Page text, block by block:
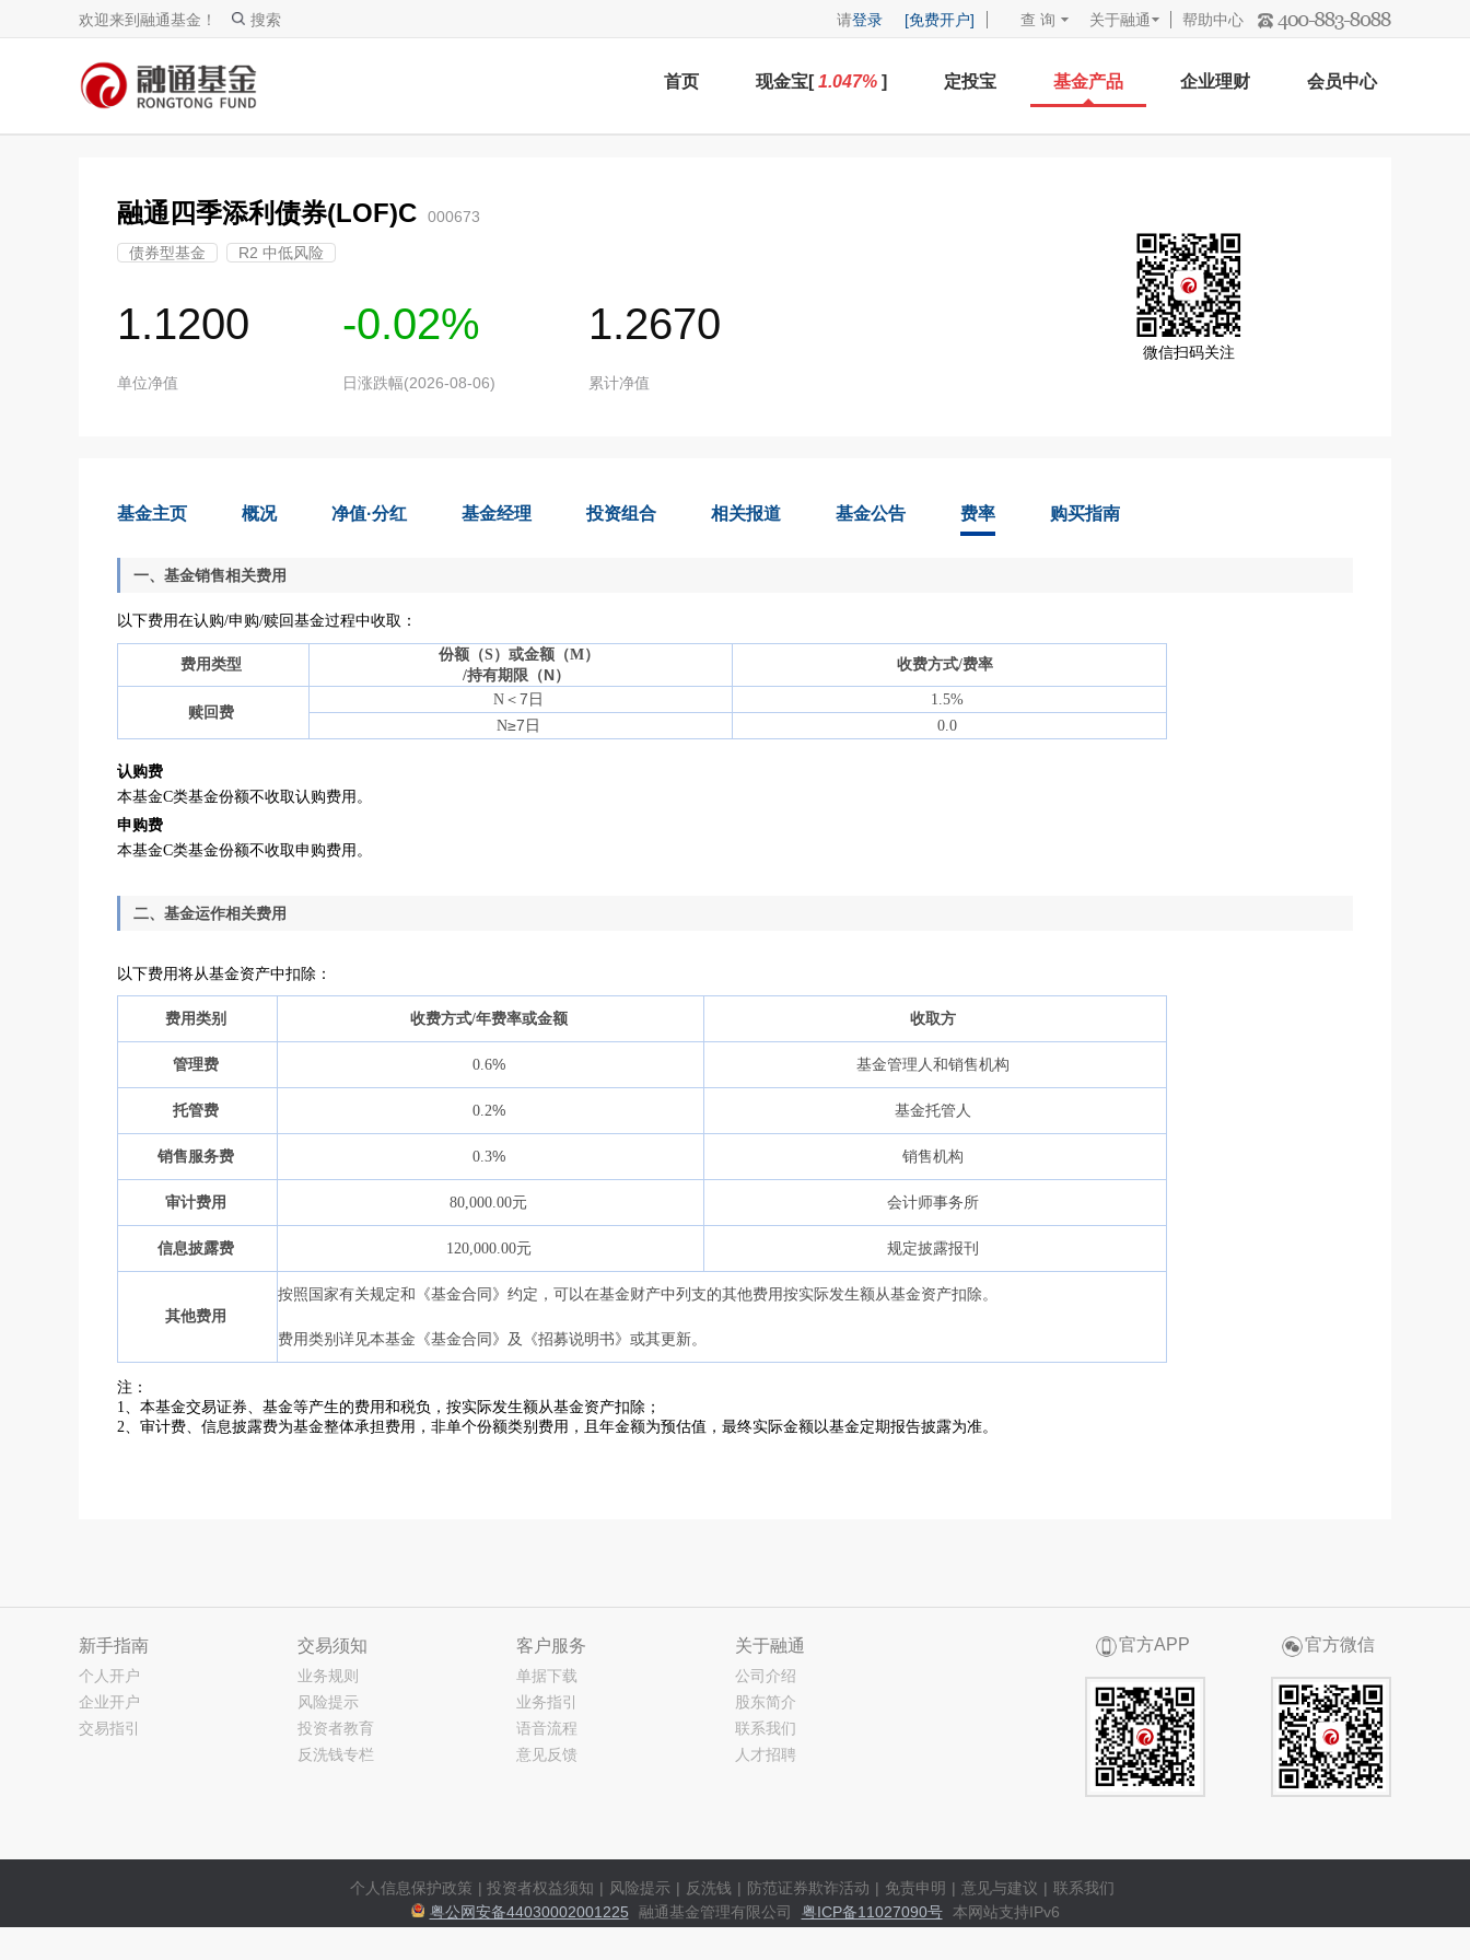
欢迎来到融通基金！ 搜索 请登录 [免费开户] 查 询 关于融通 帮助中心
首页 现金宝[1.047% ] 定投宝 基金产品 企业理财 会员中心
融通四季添利债券(LOF)C 000673
债券型基金 R2 中低风险
1.1200
单位净值
-0.02%
日涨跌幅(2026-08-06)
1.2670
累计净值
微信扫码关注
基金主页 概况 净值·分红 基金经理 投资组合 相关报道 基金公告 费率 购买指南
一、基金销售相关费用
以下费用在认购/申购/赎回基金过程中收取：
费用类型
份额（S）或金额（M）
/持有期限（N）
收费方式/费率
赎回费
N ＜7日
1.5%
N≥7日 0.0
认购费
本基金C类基金份额不收取认购费用。
申购费
本基金C类基金份额不收取申购费用。
二、基金运作相关费用
以下费用将从基金资产中扣除：
费用类别 收费方式/年费率或金额 收取方
管理费 0.6% 基金管理人和销售机构
托管费 0.2% 基金托管人
销售服务费 0.3% 销售机构
审计费用 80,000.00元 会计师事务所
信息披露费 120,000.00元 规定披露报刊
其他费用
按照国家有关规定和《基金合同》约定，可以在基金财产中列支的其他费用按实际发生额从基金资产扣除。
费用类别详见本基金《基金合同》及《招募说明书》或其更新。
注：
1、本基金交易证券、基金等产生的费用和税负，按实际发生额从基金资产扣除；
2、审计费、信息披露费为基金整体承担费用，非单个份额类别费用，且年金额为预估值，最终实际金额以基金定期报告披露为准。
新手指南
个人开户
企业开户
交易指引
交易须知
业务规则
风险提示
投资者教育
反洗钱专栏
客户服务
单据下载
业务指引
语音流程
意见反馈
关于融通
公司介绍
股东简介
联系我们
人才招聘
官方APP 官方微信
个人信息保护政策 | 投资者权益须知 | 风险提示 | 反洗钱 | 防范证券欺诈活动 | 免责申明 | 意见与建议 | 联系我们
粤公网安备44030002001225
融通基金管理有限公司 粤ICP备11027090号 本网站支持IPv6